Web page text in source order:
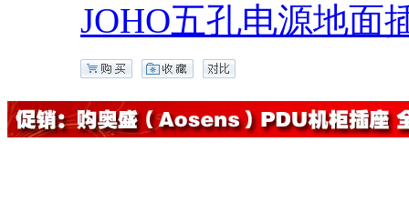
JOHO五孔电源地面